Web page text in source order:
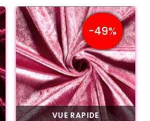
-49%
VUE RAPIDE